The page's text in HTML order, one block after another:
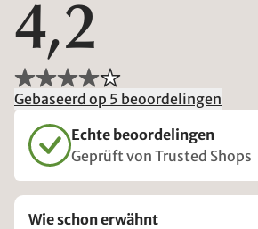
4,2
Gebaseerd op 5 beoordelingen
Echte beoordelingen
Geprüft von Trusted Shops
Wie schon erwähnt